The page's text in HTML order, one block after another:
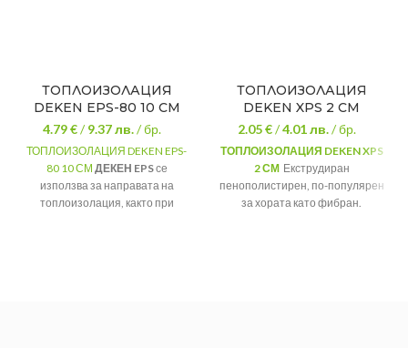
ТОПЛОИЗОЛАЦИЯ
DEKEN EPS-80 10 СМ
4.79 €/9.37лв./ бр.
ТОПЛОИЗОЛАЦИЯ DEKEN EPS-
80 10 СМ ДЕКЕН EPSсе
използва за направата на
топлоизолация, както при
ТОПЛОИЗОЛАЦИЯ
DEKEN XPS 2 СМ
2.05 €/4.01лв./ бр.
ТОПЛОИЗОЛАЦИЯ DEKEN XPS
2 СМ Екструдиран
пенополистирен, по-популярен
за хората като фибран.